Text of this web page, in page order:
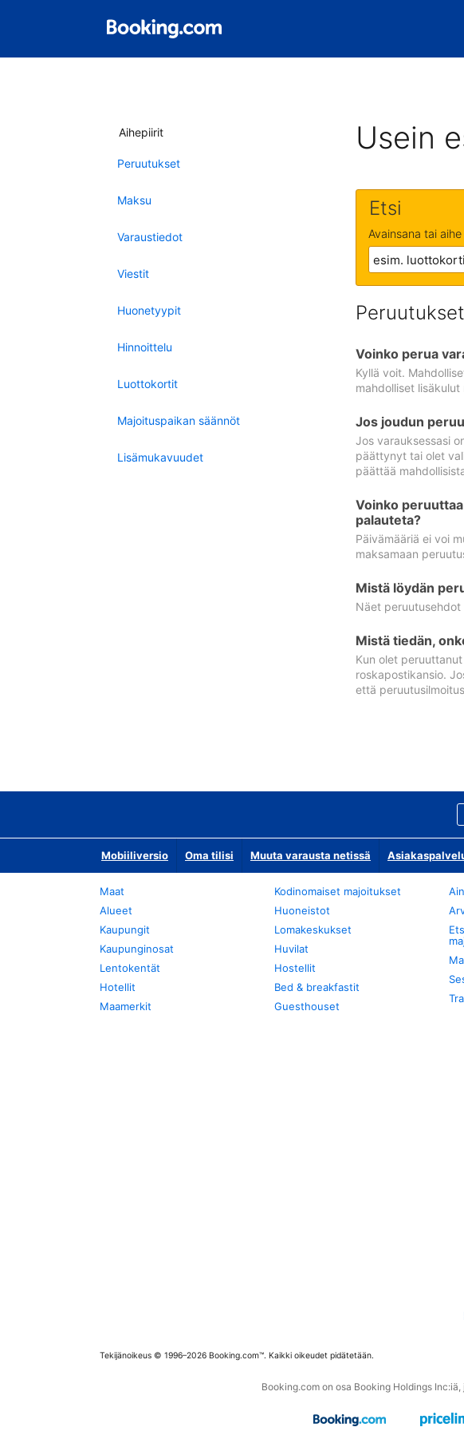
Aihepiirit
Peruutukset
Maksu
Varaustiedot
Viestit
Huonetyypit
Hinnoittelu
Luottokortit
Majoituspaikan säännöt
Lisämukavuudet
Usein
Etsi
Avainsana tai aihe
Peruutukset
Voinko perua
Kyllä voit.
mahdolliset lisäkulut
Jos joudun
Jos varauksessasi
päättynyt tai olet
päättää
Voinko
palauteta?
Päivämääriä ei voi
maksamaan
Mistä löydän
Näet
Mistä tiedän,
Kun olet
roskapostikansio.
että
Mobiiliversio Oma tilisi Muuta varausta netissä
Maat
Alueet
Kaupungit
Kaupunginosat
Lentokentät
Hotellit
Maamerkit
Kodinomaiset majoitukset
Huoneistot
Lomakeskukset
Huvilat
Hostellit
Bed & breakfastit
Guesthouset
Tekijänoikeus © 1996–2026 Booking.com™. Kaikki oikeudet pidätetään.
Booking.com on osa Booking Holdings